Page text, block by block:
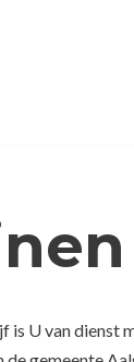
U van dienst